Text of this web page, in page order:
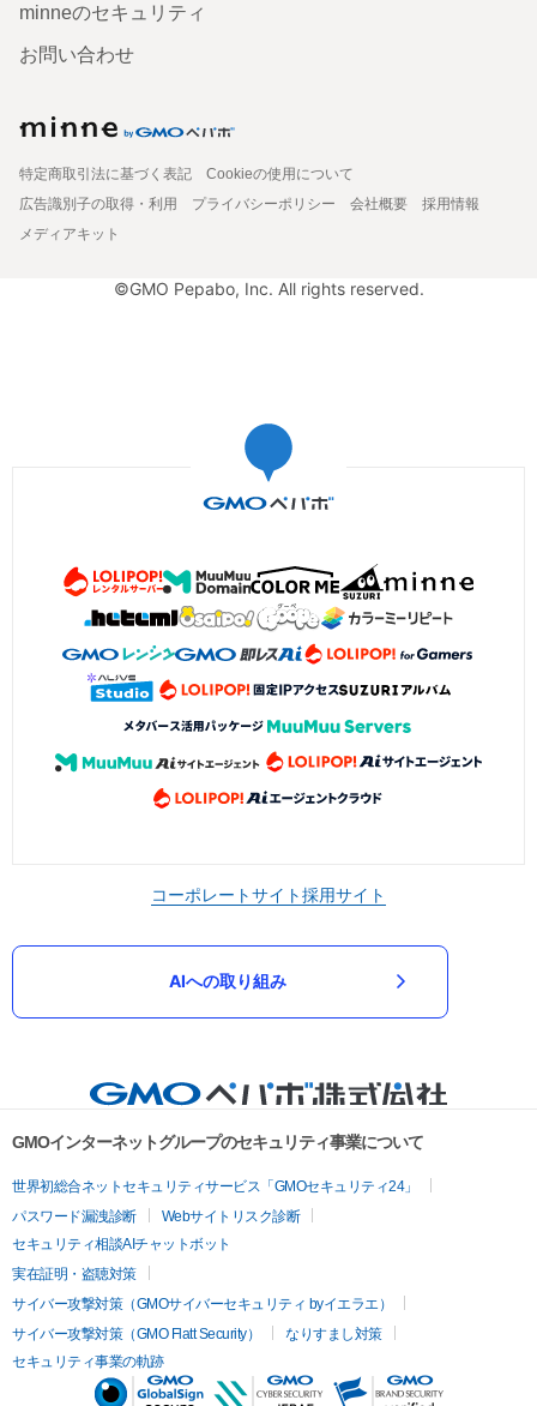
minneのセキュリティ
お問い合わせ
特定商取引法に基づく表記
Cookieの使用について
広告識別子の取得・利用
プライバシーポリシー 会社概要
採用情報
メディアキット
©GMO Pepabo, Inc. All rights reserved.
コーポレートサイト採用サイト
AIへの取り組み
GMOインターネットグループのセキュリティ事業について
世界初総合ネットセキュリティサービス「GMOセキュリティ24」
パスワード漏洩診断
Webサイトリスク診断
セキュリティ相談AIチャットボット
実在証明・盗聴対策
サイバー攻撃対策（GMOサイバーセキュリティ byイエラエ）
サイバー攻撃対策（GMO Flatt Security）
なりすまし対策
セキュリティ事業の軌跡